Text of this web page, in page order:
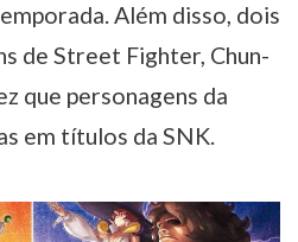
Além disso, dois
de Street Fighter, Chun-
que personagens da
em títulos da SNK.